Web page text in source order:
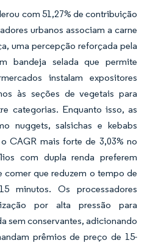
com 51,27% de contribuição
urbanos associam a carne
uma percepção reforçada pela
bandeja selada que permite
instalam expositores
às seções de vegetais para
categorias. Enquanto isso, as
nuggets, salsichas e kebabs
CAGR mais forte de 3,03% no
com dupla renda preferem
comer que reduzem o tempo de
minutos. Os processadores
por alta pressão para
sem conservantes, adicionando
prêmios de preço de 15-